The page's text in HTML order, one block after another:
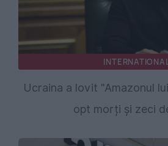
Ucraina a lovit "Amazonul
opt morți și zeci